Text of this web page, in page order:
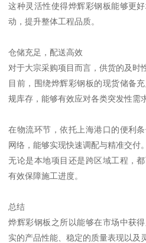
这种灵活性使得烨辉彩钢板能够更
动，提升整体工程品质。
仓储充足，配送高效
对于大宗采购项目而言，供货的及时
目前，围绕烨辉彩钢板的现货储备
规库存，能够有效应对各类突发性需
在物流环节，依托上海港口的便利
网络，能够实现快速调配与精准交付。
无论是本地项目还是跨区域工程，
有效保障施工进度。
总结
烨辉彩钢板之所以能够在市场中获
实的产品性能、稳定的质量表现以及